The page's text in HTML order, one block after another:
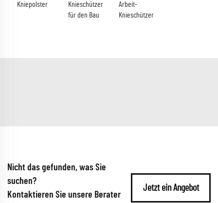
Kniepolster
Knieschützer
für den Bau
Arbeit-
Knieschützer
Nicht das gefunden, was Sie
suchen?
Kontaktieren Sie unsere Berater
Jetzt ein Angebot